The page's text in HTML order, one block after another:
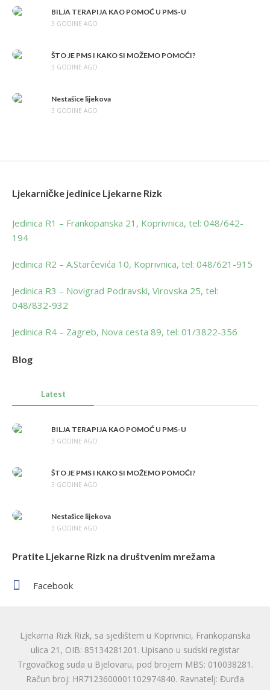
BILJA TERAPIJA KAO POMOĆ U PMS-U
3 GODINE AGO
ŠTO JE PMS I KAKO SI MOŽEMO POMOĆI?
3 GODINE AGO
Nestašice lijekova
3 GODINE AGO
Ljekarničke jedinice Ljekarne Rizk
Jedinica R1 – Frankopanska 21, Koprivnica, tel: 048/642-
194
Jedinica R2 – A.Starčevića 10, Koprivnica, tel: 048/621-915
Jedinica R3 – Novigrad Podravski, Virovska 25, tel:
048/832-932
Jedinica R4 – Zagreb, Nova cesta 89, tel: 01/3822-356
Blog
Latest
BILJA TERAPIJA KAO POMOĆ U PMS-U
3 GODINE AGO
ŠTO JE PMS I KAKO SI MOŽEMO POMOĆI?
3 GODINE AGO
Nestašice lijekova
3 GODINE AGO
Pratite Ljekarne Rizk na društvenim mrežama
Facebook
Ljekarna Rizk Rizk, sa sjedištem u Koprivnici, Frankopanska
ulica 21, OIB: 85134281201. Upisano u sudski registar
Trgovačkog suda u Bjelovaru, pod brojem MBS: 010038281.
Račun broj: HR7123600001102974840. Ravnatelj: Đurđa